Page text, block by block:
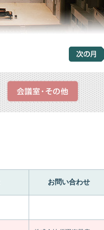
お問い合わせ